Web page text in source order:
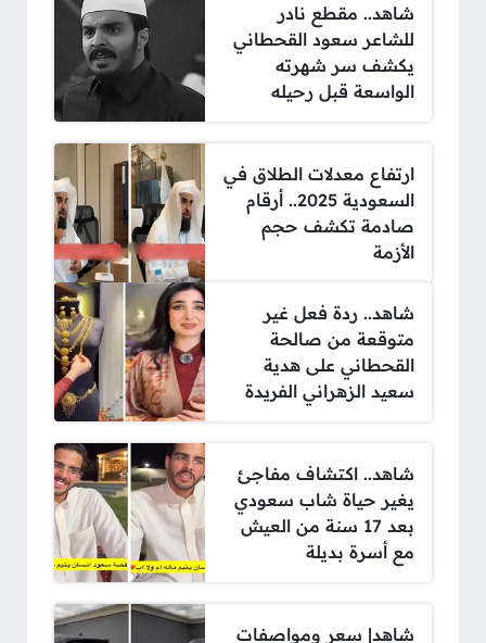
شاهد.. مقطع نادر
للشاعر سعود القحطاني
يكشف سر شهرته
الواسعة قبل رحيله
ارتفاع معدلات الطلاق في
السعودية 2025.. أرقام
صادمة تكشف حجم
الأزمة
شاهد.. ردة فعل غير
متوقعة من صالحة
القحطاني على هدية
سعيد الزهراني الفريدة
شاهد.. اكتشاف مفاجئ
يغير حياة شاب سعودي
بعد 17 سنة من العيش
مع أسرة بديلة
شاهد| سعر ومواصفات